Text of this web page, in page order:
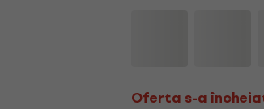
Oferta s-a